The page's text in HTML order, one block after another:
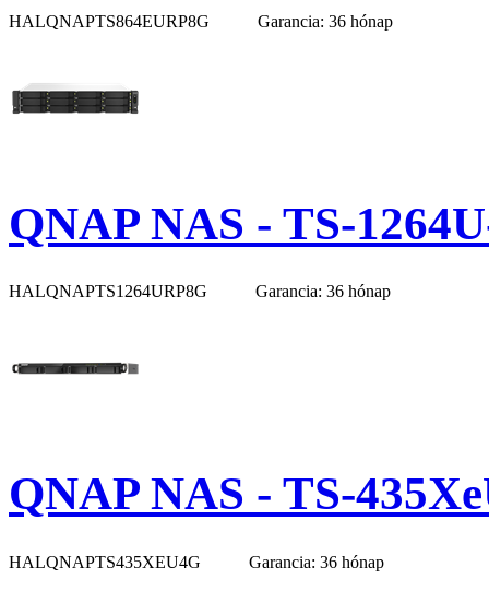
HALQNAPTS864EURP8G Garancia: 36 hónap
QNAP NAS - TS-
HALQNAPTS1264URP8G Garancia: 36 hónap
QNAP NAS - TS-
HALQNAPTS435XEU4G Garancia: 36 hónap